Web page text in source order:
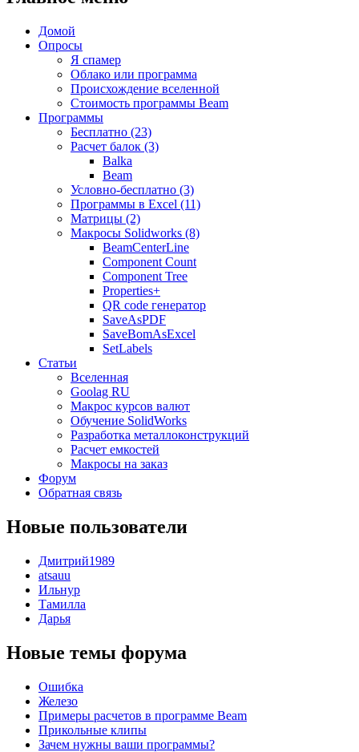
Домой
Опросы
Я спамер
Облако или программа
Происхождение вселенной
Стоимость программы Beam
Программы
Бесплатно (23)
Расчет балок (3)
Balka
Beam
Условно-бесплатно (3)
Программы в Excel (11)
Матрицы (2)
Макросы Solidworks (8)
BeamCenterLine
Component Count
Component Tree
Properties+
QR code генератор
SaveAsPDF
SaveBomAsExcel
SetLabels
Статьи
Вселенная
Goolag RU
Макрос курсов валют
Обучение SolidWorks
Разработка металлоконструкций
Расчет емкостей
Макросы на заказ
Форум
Обратная связь
Новые пользователи
Дмитрий1989
atsauu
Ильнур
Тамилла
Дарья
Новые темы форума
Ошибка
Железо
Примеры расчетов в программе Beam
Прикольные клипы
Зачем нужны ваши программы?